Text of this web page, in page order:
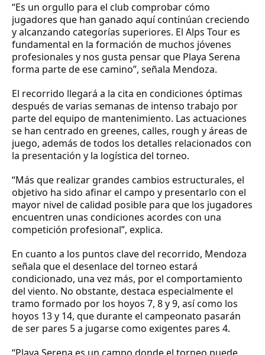
“Es un orgullo para el club comprobar cómo
jugadores que han ganado aquí continúan creciendo
y alcanzando categorías superiores. El Alps Tour es
fundamental en la formación de muchos jóvenes
profesionales y nos gusta pensar que Playa Serena
forma parte de ese camino”, señala Mendoza.
El recorrido llegará a la cita en condiciones óptimas
después de varias semanas de intenso trabajo por
parte del equipo de mantenimiento. Las actuaciones
se han centrado en greenes, calles, rough y áreas de
juego, además de todos los detalles relacionados con
la presentación y la logística del torneo.
“Más que realizar grandes cambios estructurales, el
objetivo ha sido afinar el campo y presentarlo con el
mayor nivel de calidad posible para que los jugadores
encuentren unas condiciones acordes con una
competición profesional”, explica.
En cuanto a los puntos clave del recorrido, Mendoza
señala que el desenlace del torneo estará
condicionado, una vez más, por el comportamiento
del viento. No obstante, destaca especialmente el
tramo formado por los hoyos 7, 8 y 9, así como los
hoyos 13 y 14, que durante el campeonato pasarán
de ser pares 5 a jugarse como exigentes pares 4.